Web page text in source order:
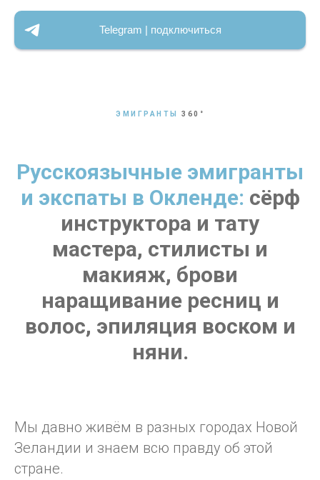
Telegram | подключиться
ЭМИГРАНТЫ 360 °
Русскоязычные эмигранты
и экспаты в Окленде: сёрф
инструктора и тату
мастера, стилисты и
макияж, брови
наращивание ресниц и
волос, эпиляция воском и
няни.
Мы давно живём в разных городах Новой
Зеландии и знаем всю правду об этой
стране.